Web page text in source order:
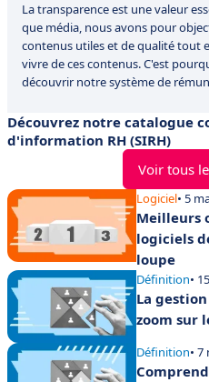
La transparence est une valeur
que média, nous avons pour
contenus utiles et de qualité tout
vivre de ces contenus. C'est
découvrir notre système de
Découvrez notre catalogue
d'information RH (SIRH)
Voir tous
Logiciel• 5
Meilleurs
logiciels
loupe
Définition•
La
zoom sur
Définition•